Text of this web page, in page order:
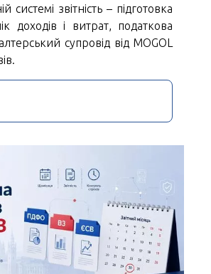
системі звітність – підготовка
доходів і витрат, податкова
супровід від MOGOL